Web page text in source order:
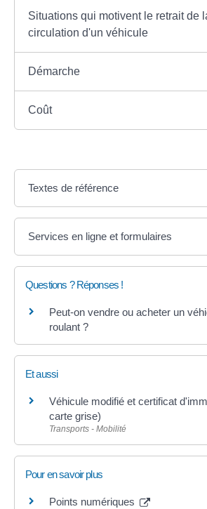
Situations qui motivent le retrait de
circulation d'un véhicule
Démarche
Coût
Textes de référence
Services en ligne et formulaires
Questions ? Réponses !
Peut-on vendre ou acheter un
roulant ?
Et aussi
Véhicule modifié et certificat
carte grise)
Transports - Mobilité
Pour en savoir plus
Points numériques